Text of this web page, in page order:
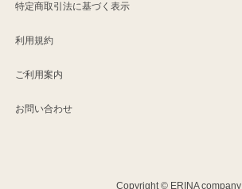
特定商取引法に基づく表示
利用規約
ご利用案内
お問い合わせ
Copyright © ERINA company